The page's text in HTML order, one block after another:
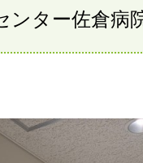
ンター佐倉